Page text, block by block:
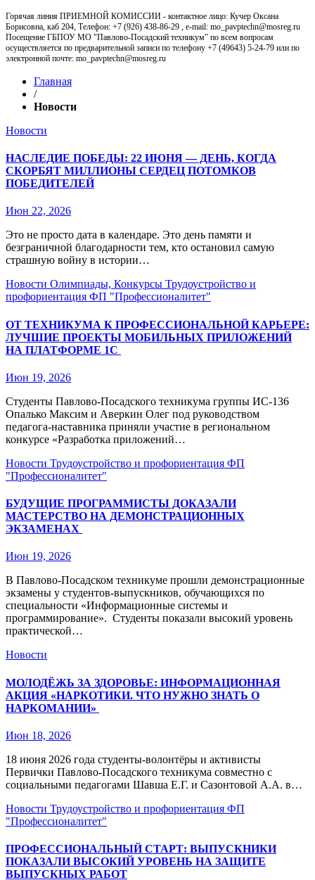
Горячая линия ПРИЕМНОЙ КОМИССИИ - контактное лицо: Кучер Оксана
Борисовна, каб 204, Телефон: +7 (926) 438-86-29 , e-mail: mo_pavptechn@mosreg.ru
Посещение ГБПОУ МО "Павлово-Посадский техникум" по всем вопросам
осуществляется по предварительной записи по телефону +7 (49643) 5-24-79 или по
электронной почте: mo_pavptechn@mosreg.ru
Главная
/
Новости
Новости
НАСЛЕДИЕ ПОБЕДЫ: 22 ИЮНЯ — ДЕНЬ, КОГДА
СКОРБЯТ МИЛЛИОНЫ СЕРДЕЦ ПОТОМКОВ
ПОБЕДИТЕЛЕЙ
Июн 22, 2026
Это не просто дата в календаре. Это день памяти и
безграничной благодарности тем, кто остановил самую
страшную войну в истории…
Новости Олимпиады, Конкурсы Трудоустройство и
профориентация ФП "Профессионалитет"
ОТ ТЕХНИКУМА К ПРОФЕССИОНАЛЬНОЙ КАРЬЕРЕ:
ЛУЧШИЕ ПРОЕКТЫ МОБИЛЬНЫХ ПРИЛОЖЕНИЙ
НА ПЛАТФОРМЕ 1С
Июн 19, 2026
Студенты Павлово‑Посадского техникума группы ИС‑136
Опалько Максим и Аверкин Олег под руководством
педагога‑наставника приняли участие в региональном
конкурсе «Разработка приложений…
Новости Трудоустройство и профориентация ФП
"Профессионалитет"
БУДУЩИЕ ПРОГРАММИСТЫ ДОКАЗАЛИ
МАСТЕРСТВО НА ДЕМОНСТРАЦИОННЫХ
ЭКЗАМЕНАХ
Июн 19, 2026
В Павлово‑Посадском техникуме прошли демонстрационные
экзамены у студентов-выпускников, обучающихся по
специальности «Информационные системы и
программирование». Студенты показали высокий уровень
практической…
Новости
МОЛОДЁЖЬ ЗА ЗДОРОВЬЕ: ИНФОРМАЦИОННАЯ
АКЦИЯ «НАРКОТИКИ. ЧТО НУЖНО ЗНАТЬ О
НАРКОМАНИИ»
Июн 18, 2026
18 июня 2026 года студенты‑волонтёры и активисты
Первички Павлово‑Посадского техникума совместно с
социальными педагогами Шавша Е.Г. и Сазонтовой А.А. в…
Новости Трудоустройство и профориентация ФП
"Профессионалитет"
ПРОФЕССИОНАЛЬНЫЙ СТАРТ: ВЫПУСКНИКИ
ПОКАЗАЛИ ВЫСОКИЙ УРОВЕНЬ НА ЗАЩИТЕ
ВЫПУСКНЫХ РАБОТ